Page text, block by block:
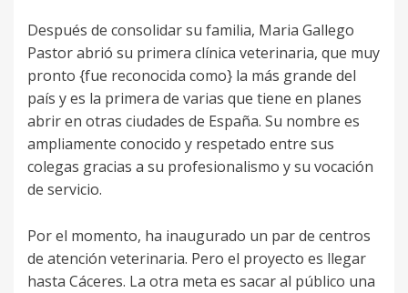
Después de consolidar su familia, Maria Gallego
Pastor abrió su primera clínica veterinaria, que muy
pronto {fue reconocida como} la más grande del
país y es la primera de varias que tiene en planes
abrir en otras ciudades de España. Su nombre es
ampliamente conocido y respetado entre sus
colegas gracias a su profesionalismo y su vocación
de servicio.
Por el momento, ha inaugurado un par de centros
de atención veterinaria. Pero el proyecto es llegar
hasta Cáceres. La otra meta es sacar al público una